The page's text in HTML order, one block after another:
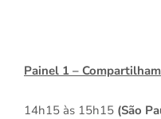
Painel 1 –
14h15 às 15h15 (São